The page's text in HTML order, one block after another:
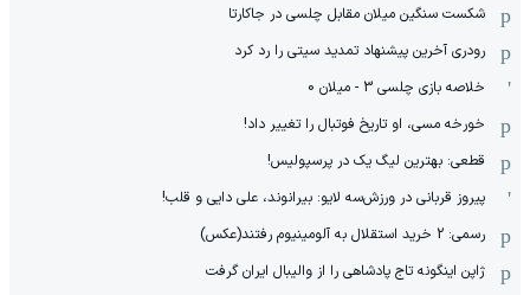
شکست سنگین میلان مقابل چلسی در جاکارتا
رودری آخرین پیشنهاد تمدید سیتی را رد کرد
خلاصه بازی چلسی 3 - میلان 0
خورخه مسی، او تاریخ فوتبال را تغییر داد!
قطعی: بهترین لیگ یک در پرسپولیس!
پیروز قربانی در ورزش‌سه لایو: بیرانوند، علی دایی و قلب!
رسمی: 2 خرید استقلال به آلومینیوم رفتند(عکس)
ژاپن اینگونه تاج پادشاهی را از والیبال ایران گرفت